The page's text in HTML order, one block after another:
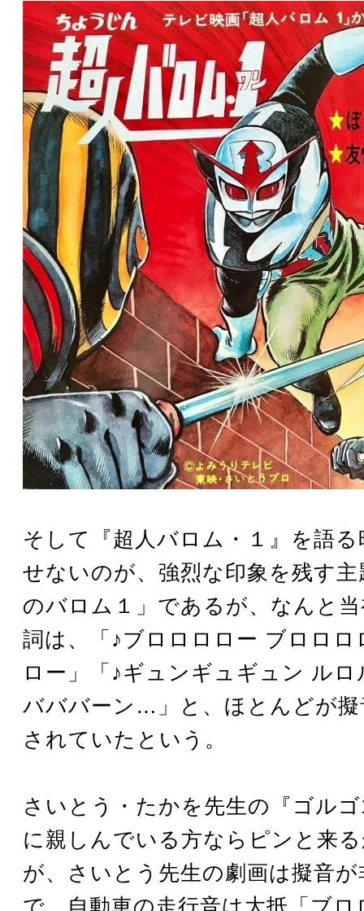
そして『超人バロム・１』を語
せないのが、強烈な印象を残す
のバロム１」であるが、なんと
詞は、「♪ブロロロロー ブロロ
ロー」「♪ギュンギュギュン ル
バババーン…」と、ほとんどが擬
されていたという。
さいとう・たかを先生の『ゴル
に親しんでいる方ならピンと来
が、さいとう先生の劇画は擬音
で、自動車の走行音は大抵「ブ